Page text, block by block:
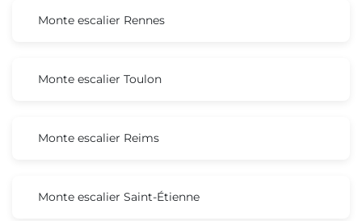
Monte escalier Rennes
Monte escalier Toulon
Monte escalier Reims
Monte escalier Saint-Étienne